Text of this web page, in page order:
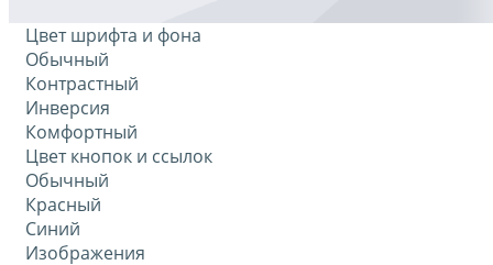
Цвет шрифта и фона
Обычный
Контрастный
Инверсия
Комфортный
Цвет кнопок и ссылок
Обычный
Красный
Синий
Изображения